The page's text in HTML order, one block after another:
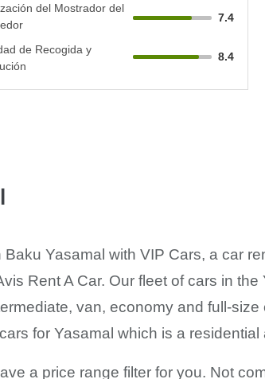
del Mostrador del
7.4
de Recogida y
8.4
Yasamal with VIP Cars, a car
Rent A Car. Our fleet of cars in
van, economy and full-
for Yasamal which is a
a price range filter for you. Not